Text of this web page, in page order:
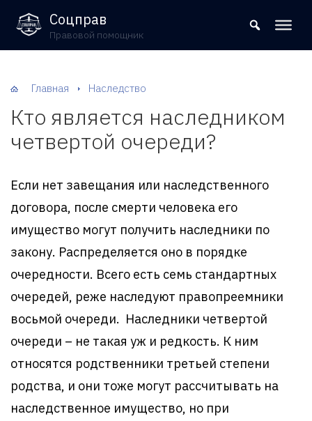
8 (800) 302-09-37
Соцправ
Правовой помощник
Главная Наследство
Кто является наследником
четвертой очереди?
Если нет завещания или наследственного
договора, после смерти человека его
имущество могут получить наследники по
закону. Распределяется оно в порядке
очередности. Всего есть семь стандартных
очередей, реже наследуют правопреемники
восьмой очереди. Наследники четвертой
очереди – не такая уж и редкость. К ним
относятся родственники третьей степени
родства, и они тоже могут рассчитывать на
наследственное имущество, но при